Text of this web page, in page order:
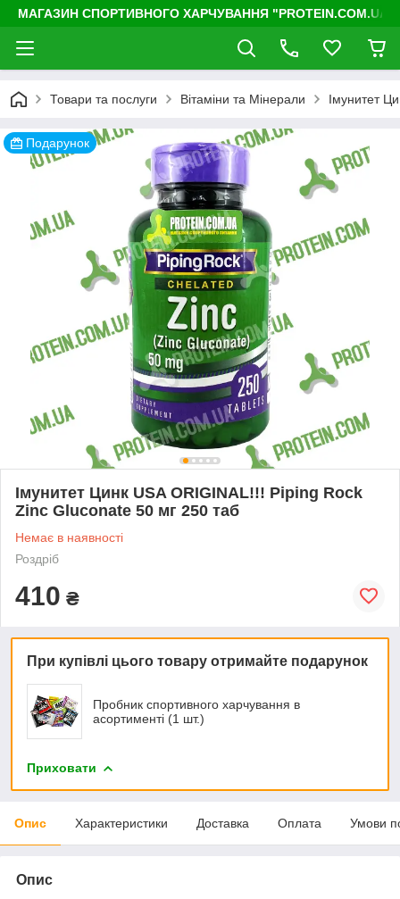
МАГАЗИН СПОРТИВНОГО ХАРЧУВАННЯ "PROTEIN.COM.UA"
Товари та послуги Вітаміни та Мінерали Імунитет
Подарунок
Імунитет Цинк USA ORIGINAL!!! Piping Rock
Zinc Gluconate 50 мг 250 таб
Немає в наявності
Роздріб
410 ₴
При купівлі цього товару отримайте подарунок
Пробник спортивного харчування в
асортименті (1 шт.)
Приховати
Опис Характеристики Доставка Оплата Умови
Опис